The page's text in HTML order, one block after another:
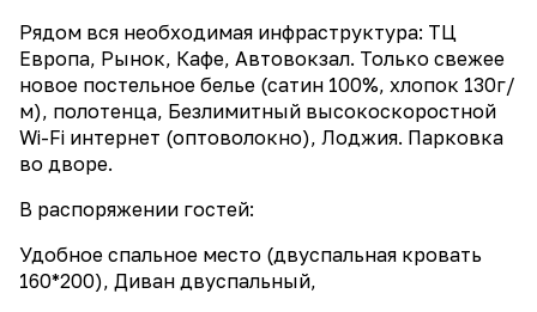
Рядом вся необходимая инфраструктура: ТЦ
Европа, Рынок, Кафе, Автовокзал. Только свежее
новое постельное белье (сатин 100%, хлопок 130г/
м), полотенца, Безлимитный высокоскоростной
Wi-Fi интернет (оптоволокно), Лоджия. Парковка
во дворе.
В распоряжении гостей:
Удобное спальное место (двуспальная кровать
160*200), Диван двуспальный,